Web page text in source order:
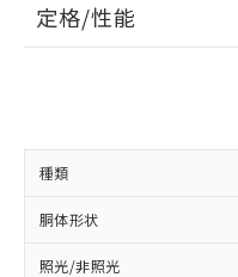
定格/性能
種類
胴体形状
照光/非照光